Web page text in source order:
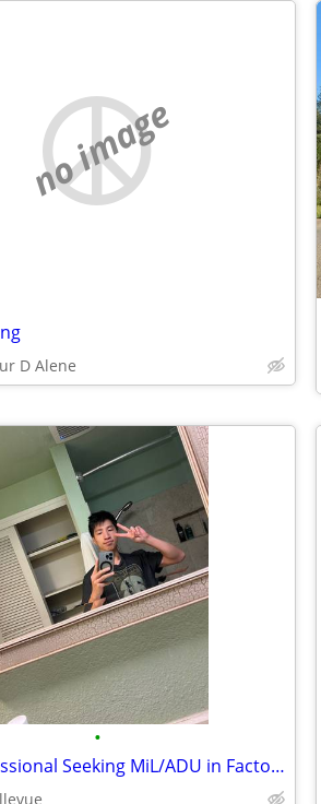
no image
D Alene
•
Quiet Professional Seeking MiL/ADU in Factoria or Newcastle